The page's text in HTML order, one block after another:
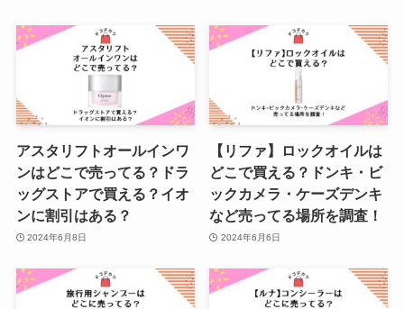
アスタリフトオールインワ
ンはどこで売ってる？ドラ
ッグストアで買える？イオ
ンに割引はある？
2024年6月8日
【リファ】ロックオイルは
どこで買える？ドンキ・ビ
ックカメラ・ケーズデンキ
など売ってる場所を調査！
2024年6月6日